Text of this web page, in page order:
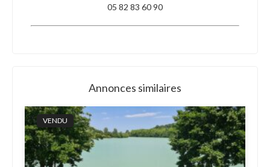
05 82 83 60 90
Annonces similaires
VENDU